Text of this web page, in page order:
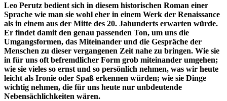
Leo Perutz bedient sich in diesem historischen Roman einer
Sprache wie man sie wohl eher in einem Werk der Renaissance
als in einem aus der Mitte des 20. Jahunderts erwarten würde.
Er findet damit den genau passenden Ton, um uns die
Umgangsformen, das Miteinander und die Gespräche der
Menschen zu dieser vergangenen Zeit nahe zu bringen. Wie sie
in für uns oft befremdlicher Form grob miteinander umgehen;
wie sie vieles so ernst und so persönlich nehmen, was wir heute
leicht als Ironie oder Spaß erkennen würden; wie sie Dinge
wichtig nehmen, die für uns heute nur unbdeutende
Nebensächlichkeiten wären.